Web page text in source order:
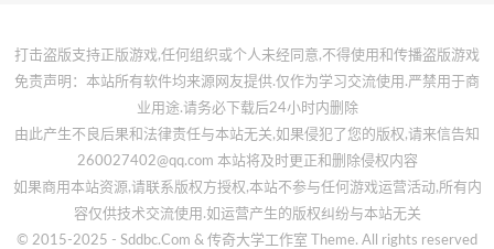
打击盗版支持正版游戏,任何组织或个人未经同意,不得使用和传播盗版游戏
免责声明：本站所有软件均来源网友提供.仅作为学习交流使用.严禁用于商
业用途.请务必下载后24小时内删除
由此产生不良后果和法律责任与本站无关,如果侵犯了您的版权,请来信告知
260027402@qq.com 本站将及时更正和删除侵权内容
如果商用本站资源,请联系版权方授权,本站不参与任何游戏运营活动,所有内
容仅供技术交流使用.如运营产生的版权纠纷与本站无关
© 2015-2025 - Sddbc.Com & 传奇大学工作室 Theme. All rights reserved